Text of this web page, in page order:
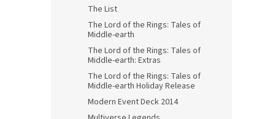
The List
The Lord of the Rings: Tales of
Middle-earth
The Lord of the Rings: Tales of
Middle-earth: Extras
The Lord of the Rings: Tales of
Middle-earth Holiday Release
Modern Event Deck 2014